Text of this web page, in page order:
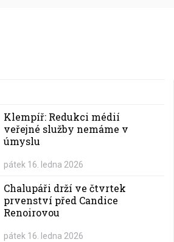
Klempíř: Redukci médií
veřejné služby nemáme v
úmyslu
pátek 16. ledna 2026
Chalupáři drží ve čtvrtek
prvenství před Candice
Renoirovou
pátek 16. ledna 2026